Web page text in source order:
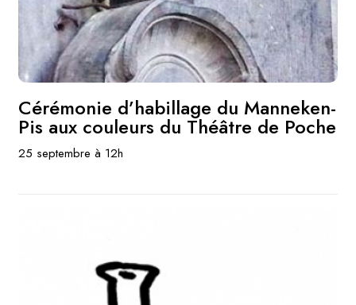
Cérémonie d’habillage du Manneken-
Pis aux couleurs du Théâtre de Poche
25 septembre à 12h